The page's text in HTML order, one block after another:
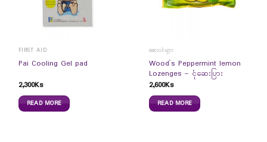
FIRST AID
Pai Cooling Gel pad
2,300Ks
READ MORE
ဆေးဝါးများ
Wood`s Peppermint lemon
Lozenges – ငုံဆေးပြား
2,600Ks
READ MORE